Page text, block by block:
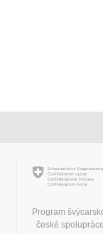
Program
české